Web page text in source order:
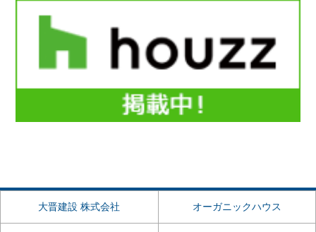
大晋建設 株式会社 オーガニックハウス